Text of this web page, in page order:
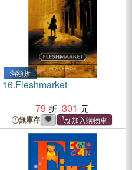
滿額折
16.Fleshmarket
79
301
無庫存